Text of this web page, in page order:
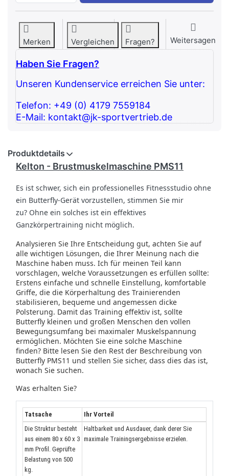
Merken Vergleichen Fragen? Weitersagen
Haben Sie Fragen?
Unseren Kundenservice erreichen Sie unter:
Telefon: +49 (0) 4179 7559184
E-Mail: kontakt@jk-sportvertrieb.de
Produktdetails
Kelton - Brustmuskelmaschine PMS11
Es ist schwer, sich ein professionelles Fitnessstudio ohne
ein Butterfly-Gerät vorzustellen, stimmen Sie mir
zu? Ohne ein solches ist ein effektives
Ganzkörpertraining nicht möglich.
Analysieren Sie Ihre Entscheidung gut, achten Sie auf
alle wichtigen Lösungen, die Ihrer Meinung nach die
Maschine haben muss. Ich für meinen Teil kann
vorschlagen, welche Voraussetzungen es erfüllen sollte:
Erstens einfache und schnelle Einstellung, komfortable
Griffe, die die Körperhaltung des Trainierenden
stabilisieren, bequeme und angemessen dicke
Polsterung. Damit das Training effektiv ist, sollte
Butterfly kleinen und großen Menschen den vollen
Bewegungsumfang bei maximaler Muskelspannung
ermöglichen. Möchten Sie eine solche Maschine
finden? Bitte lesen Sie den Rest der Beschreibung von
Butterfly PMS11 und stellen Sie sicher, dass dies das ist,
wonach Sie suchen.
Was erhalten Sie?
Tatsache
Ihr Vorteil
Die Struktur besteht
aus einem 80 x 60 x 3
mm Profil. Geprüfte
Belastung von 500
kg.
Haltbarkeit und Ausdauer, dank derer Sie
maximale Trainingsergebnisse erzielen.